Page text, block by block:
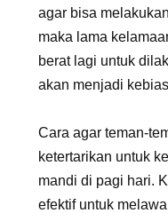
agar bisa
maka lama
berat lagi untuk
akan menjadi
Cara agar teman-
ketertarikan untuk
mandi di pagi hari.
efektif untuk